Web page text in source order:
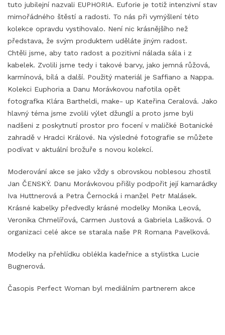
tuto jubilejní nazvali EUPHORIA. Euforie je totiž intenzivní stav
mimořádného štěstí a radosti. To nás při vymýšlení této
kolekce opravdu vystihovalo. Není nic krásnějšího než
představa, že svým produktem uděláte jiným radost.
Chtěli jsme, aby tato radost a pozitivní nálada sála i z
kabelek. Zvolili jsme tedy i takové barvy, jako jemná růžová,
karmínová, bílá a další. Použitý materiál je Saffiano a Nappa.
Kolekci Euphoria a Danu Morávkovou nafotila opět
fotografka Klára Bartheldi, make- up Kateřina Ceralová. Jako
hlavný téma jsme zvolili výlet džunglí a proto jsme byli
nadšeni z poskytnutí prostor pro focení v maličké Botanické
zahradě v Hradci Králové. Na výsledné fotografie se můžete
podívat v aktuální brožuře s novou kolekcí.
Moderování akce se jako vždy s obrovskou noblesou zhostil
Jan ČENSKÝ. Danu Morávkovou přišly podpořit její kamarádky
Iva Huttnerová a Petra Černocká i manžel Petr Malásek.
Krásné kabelky předvedly krásné modelky Monika Leová,
Veronika Chmelířová, Carmen Justová a Gabriela Lašková. O
organizaci celé akce se starala naše PR Romana Pavelková.
Modelky na přehlídku oblékla kadeřnice a stylistka Lucie
Bugnerová.
Časopis Perfect Woman byl mediálním partnerem akce